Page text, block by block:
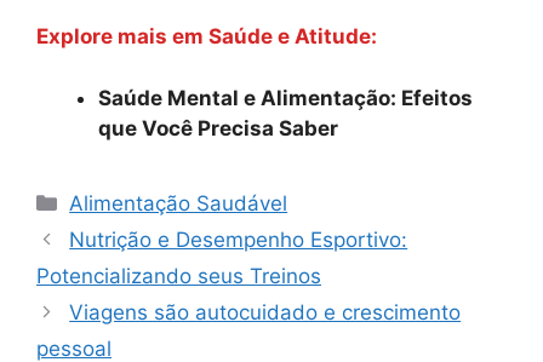
Explore mais em Saúde e Atitude:
Saúde Mental e Alimentação: Efeitos
que Você Precisa Saber
Categorias
Alimentação Saudável
Nutrição e Desempenho Esportivo:
Potencializando seus Treinos
Viagens são autocuidado e crescimento
pessoal